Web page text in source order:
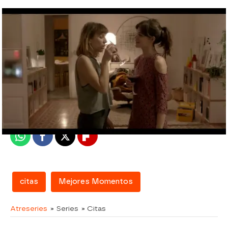
atreseries
Madrid
Publicado: 12 de enero de 2016, 13:21
WhatsappFacebook
X Flipboard
citas Mejores Momentos
Atreseries » Series » Citas